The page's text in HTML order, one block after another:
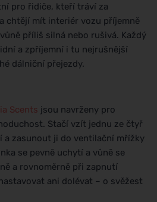
pro řidiče, kteří tráví za
chtějí mít interiér vozu příjemně
příliš silná nebo rušivá. Každý
a zpříjemní i tu nejrušnější
dálniční přejezdy.
Scents jsou navrženy pro
Stačí vzít jednu ze čtyř
a zasunout ji do ventilační mřížky
se pevně uchytí a vůně se
a rovnoměrně při zapnutí
ani dolévat – o svěžest